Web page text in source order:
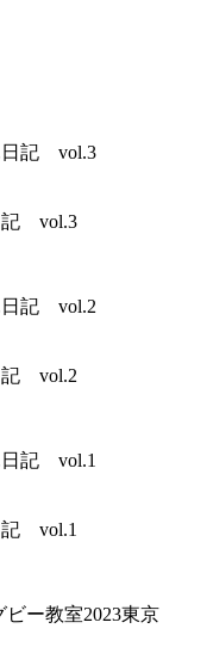
記 vol.3
記 vol.2
記 vol.1